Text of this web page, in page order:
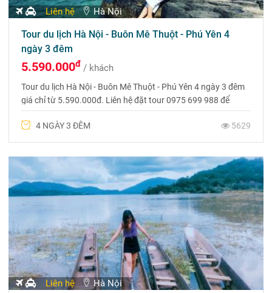
Liên hệ Hà Nội
Tour du lịch Hà Nội - Buôn Mê Thuột - Phú Yên 4
ngày 3 đêm
5.590.000đ / khách
Tour du lịch Hà Nội - Buôn Mê Thuột - Phú Yên 4 ngày 3 đêm
giá chỉ từ 5.590.000đ. Liên hệ đặt tour 0975 699 988 để
lịch Phượng Hoàng nhé
4 NGÀY 3 ĐÊM 5629
Liên hệ Hà Nội